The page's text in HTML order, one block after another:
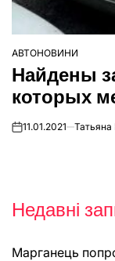
ОПУБЛІКУВАТИ
У
АВТОНОВИНИ
Найдены
которых
on11.01.2021
Недавні
Марганець